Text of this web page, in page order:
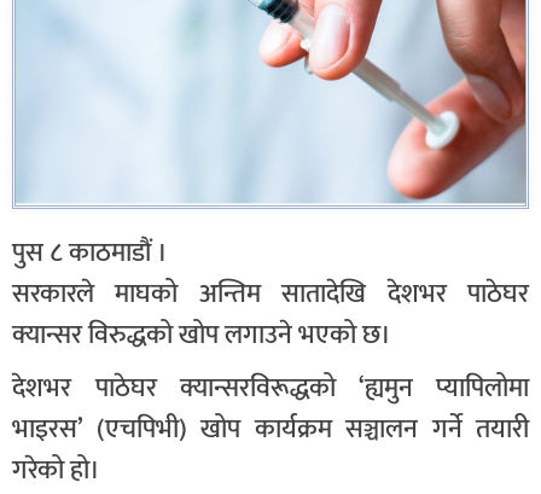
पुस ८ काठमाडौं ।
सरकारले माघको अन्तिम सातादेखि देशभर पाठेघर
क्यान्सर विरुद्धको खोप लगाउने भएको छ।
देशभर पाठेघर क्यान्सरविरूद्धको ‘ह्यमुन प्यापिलोमा
भाइरस’ (एचपिभी) खोप कार्यक्रम सञ्चालन गर्ने तयारी
गरेको हो।